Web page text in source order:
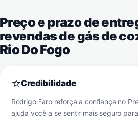
Preço e prazo de
revendas de gás de
Rio Do Fogo
⭐Credibilidade
Rodrigo Faro reforça a confiança no
ajuda você a se sentir mais seguro